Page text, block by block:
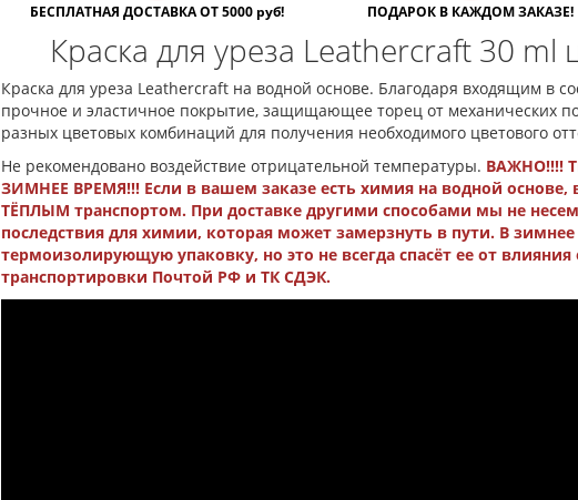
БЕСПЛАТНАЯ ДОСТАВКА ОТ 5000 руб! ПОДАРОК В КАЖДОМ ЗАКАЗЕ!
Краска для уреза Leathercraft 30 ml
Краска для уреза Leathercraft на водной основе. Благодаря входящим в
прочное и эластичное покрытие, защищающее торец от механических
разных цветовых комбинаций для получения необходимого цветового
Не рекомендовано воздействие отрицательной температуры. ВАЖНО!!!!
ЗИМНЕЕ ВРЕМЯ!!! Если в вашем заказе есть химия на водной
ТЁПЛЫМ транспортом. При доставке другими способами мы не
последствия для химии, которая может замерзнуть в пути. В
термоизолирующую упаковку, но это не всегда спасёт ее от
транспортировки Почтой РФ и ТК СДЭК.